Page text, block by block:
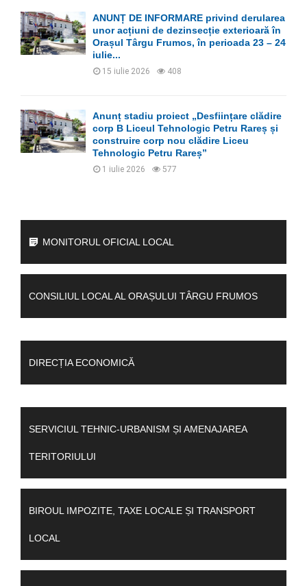
ANUNȚ DE INFORMARE privind derularea
unor acțiuni de dezinsecție exterioară în
Orașul Târgu Frumos, în perioada 23 – 24
iulie...
15 iulie 2026 408
Anunț stadiu proiect „Desființare clădire
corp B Liceul Tehnologic Petru Rareș și
construire corp nou clădire Liceu
Tehnologic Petru Rareș”
1 iulie 2026 577
MONITORUL OFICIAL LOCAL
CONSILIUL LOCAL AL ORAȘULUI TÂRGU FRUMOS
DIRECȚIA ECONOMICĂ
SERVICIUL TEHNIC-URBANISM ȘI AMENAJAREA
TERITORIULUI
BIROUL IMPOZITE, TAXE LOCALE ȘI TRANSPORT
LOCAL